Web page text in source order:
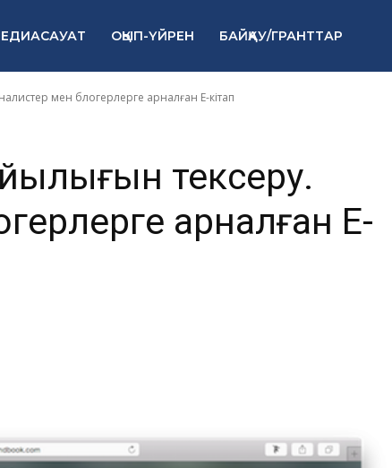
ОҚЫП-ҮЙРЕН БАЙҚАУ/ГРАНТТАР
мен блогерлерге арналған Е-кітап
Е-
тексеру.
арналған Е-